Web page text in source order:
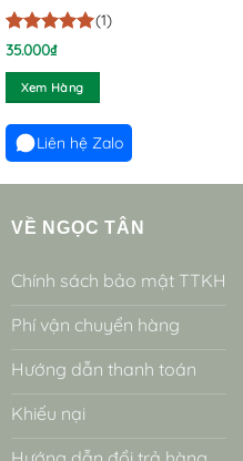
5trên 5
1
đánh giá
(1)
35.000₫
Xem Hàng
Liên hệ Zalo
VỀ NGỌC TÂN
Chính sách bảo mật TTKH
Phí vận chuyển hàng
Hướng dẫn thanh toán
Khiếu nại